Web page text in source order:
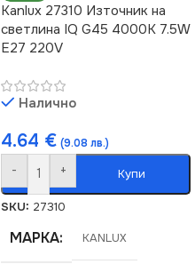
Kanlux 27310 Източник на
светлина IQ G45 4000K 7.5W
E27 220V
Налично
4.64 € (9.08 лв.)
- + Купи
SKU: 27310
МАРКА KANLUX